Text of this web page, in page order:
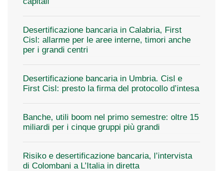
Desertificazione bancaria in Calabria, First
Cisl: allarme per le aree interne, timori anche
per i grandi centri
Desertificazione bancaria in Umbria. Cisl e
First Cisl: presto la firma del protocollo d’intesa
Banche, utili boom nel primo semestre: oltre 15
miliardi per i cinque gruppi più grandi
Risiko e desertificazione bancaria, l’intervista
di Colombani a L’Italia in diretta